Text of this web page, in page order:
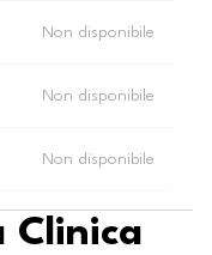
Non disponibile
Non disponibile
Non disponibile
Clinica